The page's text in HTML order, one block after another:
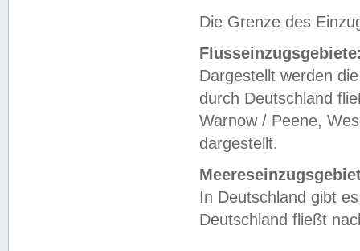
Die Grenze des
Dargestellt werden
durch Deutschland
Warnow / Peene,
dargestellt.
In Deutschland gibt
Deutschland fließt